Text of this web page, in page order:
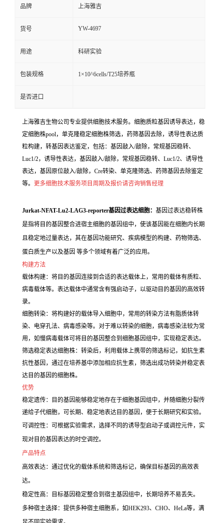
品牌 上海雅吉
货号 YW-4697
用途 科研实验
包装规格 1×10^6cells/T25培养瓶
是否进口
上海雅吉生物公司专业提供细胞技术服务。细胞质粒基因诱导表达，稳
定细胞株pool，单克隆稳定细胞株筛选，药筛基因去除，诱导性表达质
粒构建，转基因表达鉴定，包括：基因敲入/敲除，常规基因稳转、
Luc1/2，诱导性表达，基因敲入/敲除，常规基因稳转、Luc1/2、诱导性
表达，基因原位敲入/敲除，Cre转染、单克隆筛选、药筛基因去除鉴定
等。 更多细胞技术服务项目周期及报价请咨询销售经理
Jurkat-NFAT-Lu2-LAG3-reporter基因过表达细胞： 基因过表达稳转株
是指将目的基因整合进宿主细胞的基因组中，使该基因能在细胞内长期
且稳定地过量表达，其在基因功能研究、疾病模型的构建、药物筛选、
蛋白质生产以及基因 等多个领域有着广泛的应用。
构建方法
载体构建：将目的基因连接到合适的表达载体上，常用的载体有质粒、
病毒载体等。表达载体中通常含有强启动子，以驱动目的基因的高效转
录。
细胞转染：将构建好的载体导入细胞中，常用的转染方法有脂质体转
染、电穿孔法、病毒感染等。对于难以转染的细胞，病毒感染法较为常
用，如慢病毒载体可将目的基因整合到细胞基因组中，实现稳定表达。
筛选稳定表达细胞株：转染后，利用载体上携带的筛选标记，如抗生素
抗性基因，通过在培养基中添加相应抗生素，筛选出成功转染并稳定表
达目的基因的细胞株。
优势
稳定遗传：目的基因能够稳定地存在于细胞基因组中，并随细胞分裂传
递给子代细胞，可长期、稳定地表达目的基因，便于长期研究和实验。
可调控性：可根据实验需求，选择不同的诱导型启动子或调控元件，实
现对目的基因表达的时空调控。
产品特点
高效表达：通过优化的载体系统和筛选标记，确保目标基因的高效表
达。
稳定性高：目标基因稳定整合到宿主基因组中，长期培养不易丢失。
多种宿主选择：提供多种宿主细胞系，如HEK293、CHO、HeLa等，满